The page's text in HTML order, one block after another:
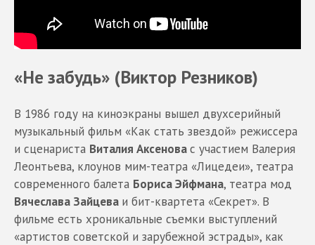
«Не забудь» (Виктор Резников)
В 1986 году на киноэкраны вышел двухсерийный
музыкальный фильм «Как стать звездой» режиссера
и сценариста Виталия Аксеновас участием Валерия
Леонтьева, клоунов мим-театра «Лицедеи», театра
современного балета Бориса Эйфмана, театра мод
Вячеслава Зайцева и бит-квартета «Секрет». В
фильме есть хроникальные съемки выступлений
«артистов советской и зарубежной эстрады», как